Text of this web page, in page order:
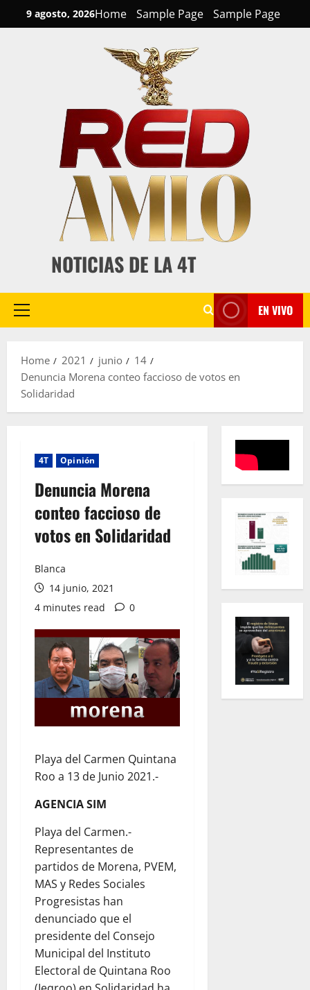
to
9 agosto, 2026Home Sample Page Sample Page
NOTICIAS DE LA 4T
Primary
EN VIVO
Home 2021 junio
14
Denuncia Morena conteo faccioso de votos en
Solidaridad
4T Opinión
Denuncia Morena
conteo faccioso de
votos en Solidaridad
Blanca
14 junio, 2021
4 minutes read
0
Playa del Carmen Quintana
Roo a 13 de Junio 2021.-
AGENCIA SIM
Playa del Carmen.-
Representantes de
partidos de Morena, PVEM,
MAS y Redes Sociales
Progresistas han
denunciado que el
presidente del Consejo
Municipal del Instituto
Electoral de Quintana Roo